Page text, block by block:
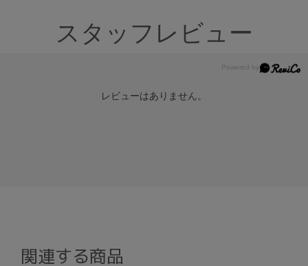
スタッフレビュー
レビューはありません。
関連する商品